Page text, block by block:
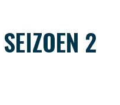
SEIZOEN 2